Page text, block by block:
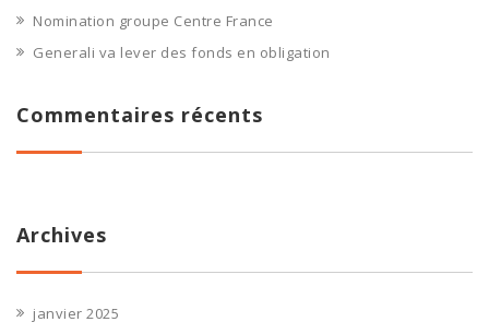
Nomination groupe Centre France
Generali va lever des fonds en obligation
Commentaires récents
Archives
janvier 2025